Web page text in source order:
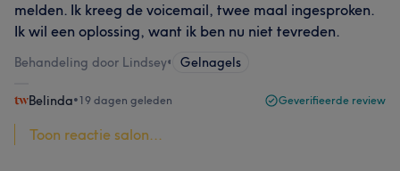
melden. Ik kreeg de voicemail, twee maal ingesproken.
Ik wil een oplossing, want ik ben nu niet tevreden.
Behandeling door Lindsey• Gelnagels
Belinda•19 dagen geleden Geverifieerde review
Toon reactie salon...